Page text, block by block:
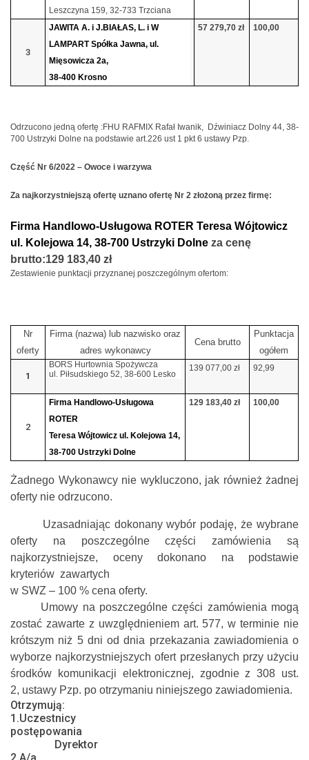
Leszczyna 159, 32-733 Trzciana
3
JAWITA A. i J.BIAŁAS, L. i W
LAMPART Spółka Jawna, ul.
Mięsowicza 2a,
38-400 Krosno
57 279,70 zł 100,00
Odrzucono jedną ofertę :FHU RAFMIX Rafał Iwanik, Dźwiniacz Dolny 44, 38-
700 Ustrzyki Dolne na podstawie art.226 ust 1 pkt 6 ustawy Pzp.
Część Nr 6/2022 – Owoce i warzywa
Za najkorzystniejszą ofertę uznano ofertę Nr 2 złożoną przez firmę:
Firma Handlowo-Usługowa ROTER Teresa Wójtowicz
ul. Kolejowa 14, 38-700 Ustrzyki Dolne za cenę
brutto:129 183,40 zł
Zestawienie punktacji przyznanej poszczególnym ofertom:
Nr
oferty
Firma (nazwa) lub nazwisko oraz
adres wykonawcy
Cena brutto
Punktacja
ogółem
1
BORS Hurtownia Spożywcza
ul. Piłsudskiego 52, 38-600 Lesko
139 077,00 zł 92,99
2
Firma Handlowo-Usługowa
ROTER
Teresa Wójtowicz ul. Kolejowa 14,
38-700 Ustrzyki Dolne
129 183,40 zł 100,00
Żadnego Wykonawcy nie wykluczono, jak również żadnej
oferty nie odrzucono.
Uzasadniając dokonany wybór podaję, że wybrane
oferty na poszczególne części zamówienia są
najkorzystniejsze, oceny dokonano na podstawie
kryteriów zawartych
w SWZ – 100 % cena oferty.
Umowy na poszczególne części zamówienia mogą
zostać zawarte z uwzględnieniem art. 577, w terminie nie
krótszym niż 5 dni od dnia przekazania zawiadomienia o
wyborze najkorzystniejszych ofert przesłanych przy użyciu
środków komunikacji elektronicznej, zgodnie z308 ust.
2, ustawy Pzp. po otrzymaniu niniejszego zawiadomienia.
Otrzymują:
1.Uczestnicy
postępowania
Dyrektor